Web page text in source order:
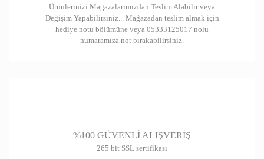
Ürünlerinizi Mağazalarımızdan Teslim Alabilir veya
Değişim Yapabilirsiniz... Mağazadan teslim almak için
hediye notu bölümüne veya 05333125017 nolu
numaramıza not bırakabilirsiniz.
%100 GÜVENLİ ALIŞVERİŞ
265 bit SSL sertifikası